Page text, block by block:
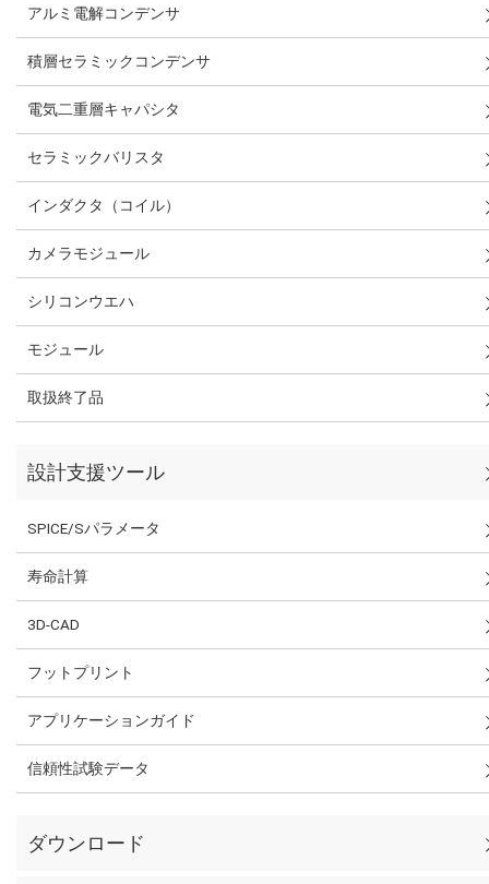
アルミ電解コンデンサ
積層セラミックコンデンサ
電気二重層キャパシタ
セラミックバリスタ
インダクタ（コイル）
カメラモジュール
シリコンウエハ
モジュール
取扱終了品
設計支援ツール
SPICE/Sパラメータ
寿命計算
3D-CAD
フットプリント
アプリケーションガイド
信頼性試験データ
ダウンロード